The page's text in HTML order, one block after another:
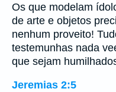
Os que modelam
de arte e objetos
nenhum proveito!
testemunhas nada
que sejam
Jeremias 2:5